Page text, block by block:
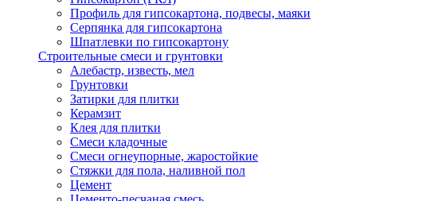
Профиль для гипсокартона, подвесы, маяки
Серпянка для гипсокартона
Шпатлевки по гипсокартону
Строительные смеси и грунтовки
Алебастр, известь, мел
Грунтовки
Затирки для плитки
Керамзит
Клея для плитки
Смеси кладочные
Смеси огнеупорные, жаростойкие
Стяжки для пола, наливной пол
Цемент